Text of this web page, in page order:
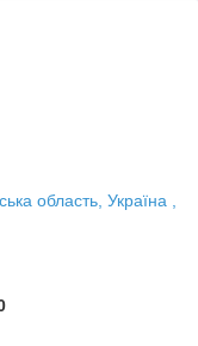
область, Україна ,